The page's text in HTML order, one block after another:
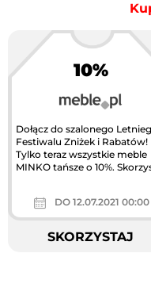
10%
Dołącz do szalonego
Festiwalu Zniżek i Rabatów!
Tylko teraz wszystkie meble
MINKO tańsze o 10%.
DO 12.07.2021 00:00
SKORZYSTAJ